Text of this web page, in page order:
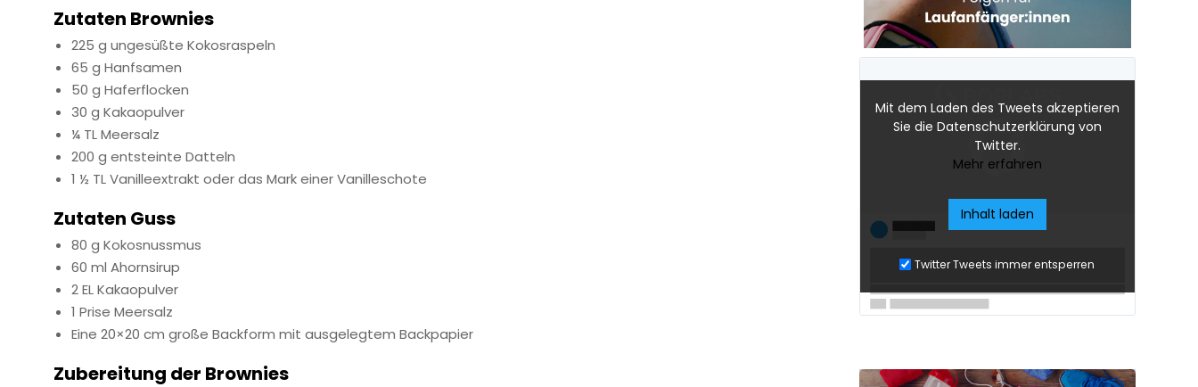
Zutaten Brownies
225 g ungesüßte Kokosraspeln
65 g Hanfsamen
50 g Haferflocken
30 g Kakaopulver
¼ TL Meersalz
200 g entsteinte Datteln
1 ½ TL Vanilleextrakt oder das Mark einer Vanilleschote
Zutaten Guss
80 g Kokosnussmus
60 ml Ahornsirup
2 EL Kakaopulver
1 Prise Meersalz
Eine 20×20 cm große Backform mit ausgelegtem Backpapier
Zubereitung der Brownies
Mit dem Laden des Tweets akzeptieren
Sie die Datenschutzerklärung von
Twitter.
Mehr erfahren
Inhalt laden
Twitter Tweets immer entsperren